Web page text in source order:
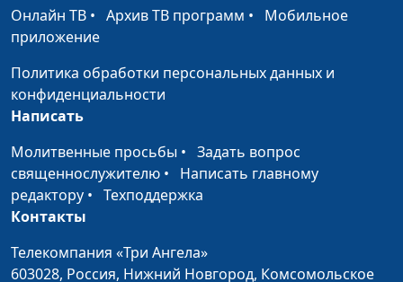
священнослужитель
Исцеление прокаженных
Павел Бондарев,
Исцеление Неемана
Павел Бондарев,
священнослужитель
Чтение и понимание
Онлайн ТВ • Архив ТВ программ • Мобильное
приложение
Политика обработки персональных данных и
конфиденциальности
Написать
Молитвенные просьбы • Задать вопрос
священнослужителю • Написать главному
редактору • Техподдержка
Контакты
Телекомпания «Три Ангела»
603028, Россия, Нижний Новгород, Комсомольское